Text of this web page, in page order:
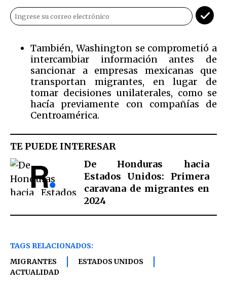
También, Washington se comprometió a
intercambiar información antes de
sancionar a empresas mexicanas que
transportan migrantes, en lugar de
tomar decisiones unilaterales, como se
hacía previamente con compañías de
Centroamérica.
TE PUEDE INTERESAR
De Honduras hacia
Estados Unidos: Primera
caravana de migrantes en
2024
TAGS RELACIONADOS:
MIGRANTES
ESTADOS UNIDOS
ACTUALIDAD